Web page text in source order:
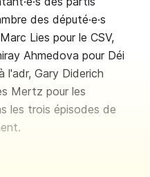
des député·e·s
Lies pour le CSV,
Ahmedova pour Déi
l'adr, Gary Diderich
Mertz pour les
les trois épisodes de